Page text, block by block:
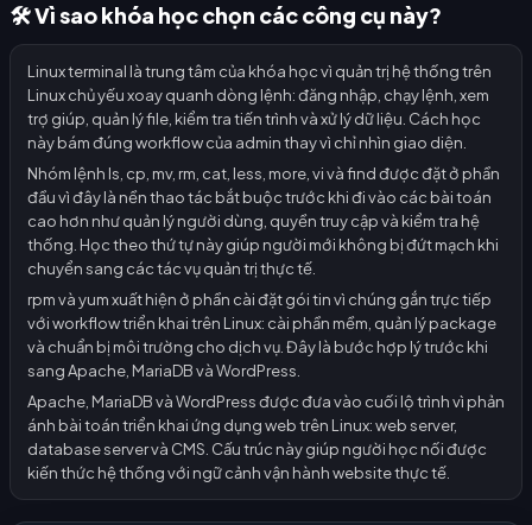
🛠️ Vì sao khóa học chọn các công cụ này?
Linux terminal là trung tâm của khóa học vì quản trị hệ thống trên
Linux chủ yếu xoay quanh dòng lệnh: đăng nhập, chạy lệnh, xem
trợ giúp, quản lý file, kiểm tra tiến trình và xử lý dữ liệu. Cách học
này bám đúng workflow của admin thay vì chỉ nhìn giao diện.
Nhóm lệnh ls, cp, mv, rm, cat, less, more, vi và find được đặt ở phần
đầu vì đây là nền thao tác bắt buộc trước khi đi vào các bài toán
cao hơn như quản lý người dùng, quyền truy cập và kiểm tra hệ
thống. Học theo thứ tự này giúp người mới không bị đứt mạch khi
chuyển sang các tác vụ quản trị thực tế.
rpm và yum xuất hiện ở phần cài đặt gói tin vì chúng gắn trực tiếp
với workflow triển khai trên Linux: cài phần mềm, quản lý package
và chuẩn bị môi trường cho dịch vụ. Đây là bước hợp lý trước khi
sang Apache, MariaDB và WordPress.
Apache, MariaDB và WordPress được đưa vào cuối lộ trình vì phản
ánh bài toán triển khai ứng dụng web trên Linux: web server,
database server và CMS. Cấu trúc này giúp người học nối được
kiến thức hệ thống với ngữ cảnh vận hành website thực tế.